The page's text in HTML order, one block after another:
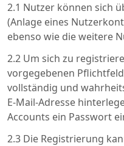
2.1 Nutzer können sich
(Anlage eines
ebenso wie die weitere
2.2 Um sich zu
vorgegebenen
vollständig und
E-Mail-Adresse
Accounts ein Passwort
2.3 Die Registrierung